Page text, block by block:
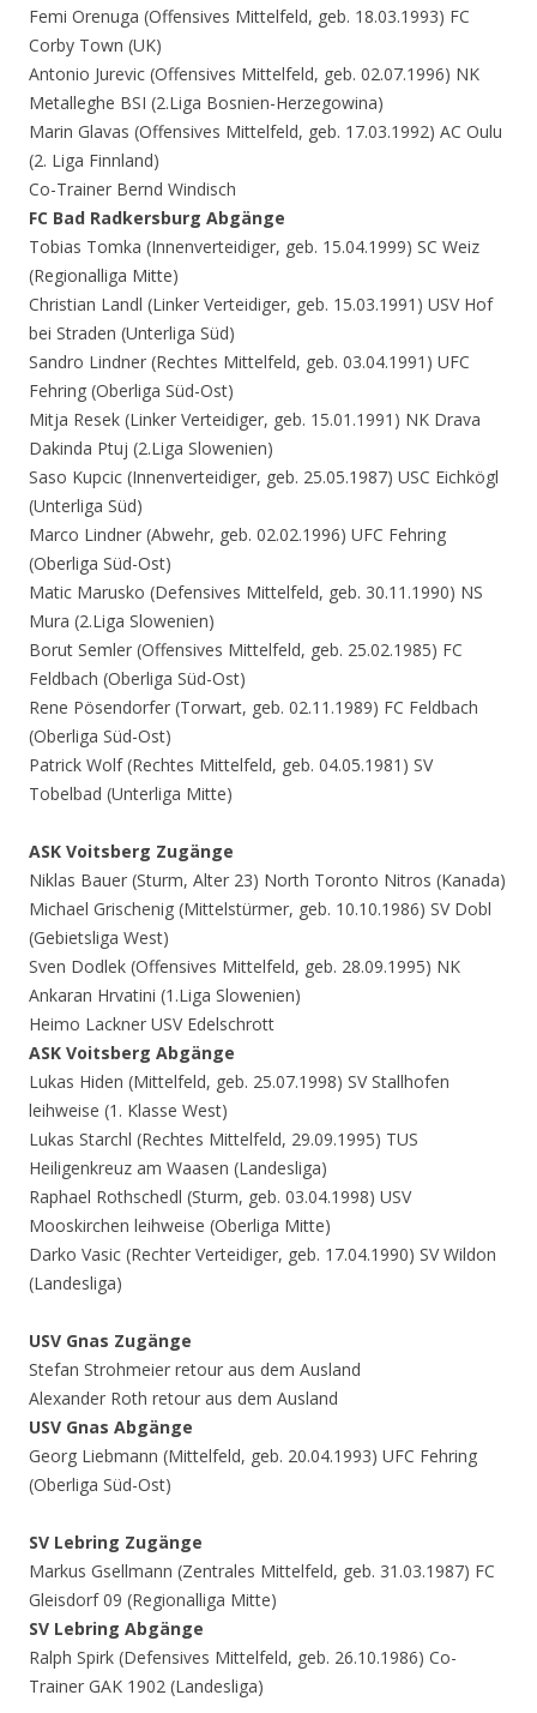
Femi Orenuga (Offensives Mittelfeld, geb. 18.03.1993) FC
Corby Town (UK)
Antonio Jurevic (Offensives Mittelfeld, geb. 02.07.1996) NK
Metalleghe BSI (2.Liga Bosnien-Herzegowina)
Marin Glavas (Offensives Mittelfeld, geb. 17.03.1992) AC Oulu
(2. Liga Finnland)
Co-Trainer Bernd Windisch
FC Bad Radkersburg Abgänge
Tobias Tomka (Innenverteidiger, geb. 15.04.1999) SC Weiz
(Regionalliga Mitte)
Christian Landl (Linker Verteidiger, geb. 15.03.1991) USV Hof
bei Straden (Unterliga Süd)
Sandro Lindner (Rechtes Mittelfeld, geb. 03.04.1991) UFC
Fehring (Oberliga Süd-Ost)
Mitja Resek (Linker Verteidiger, geb. 15.01.1991) NK Drava
Dakinda Ptuj (2.Liga Slowenien)
Saso Kupcic (Innenverteidiger, geb. 25.05.1987) USC Eichkögl
(Unterliga Süd)
Marco Lindner (Abwehr, geb. 02.02.1996) UFC Fehring
(Oberliga Süd-Ost)
Matic Marusko (Defensives Mittelfeld, geb. 30.11.1990) NS
Mura (2.Liga Slowenien)
Borut Semler (Offensives Mittelfeld, geb. 25.02.1985) FC
Feldbach (Oberliga Süd-Ost)
Rene Pösendorfer (Torwart, geb. 02.11.1989) FC Feldbach
(Oberliga Süd-Ost)
Patrick Wolf (Rechtes Mittelfeld, geb. 04.05.1981) SV
Tobelbad (Unterliga Mitte)
ASK Voitsberg Zugänge
Niklas Bauer (Sturm, Alter 23) North Toronto Nitros (Kanada)
Michael Grischenig (Mittelstürmer, geb. 10.10.1986) SV Dobl
(Gebietsliga West)
Sven Dodlek (Offensives Mittelfeld, geb. 28.09.1995) NK
Ankaran Hrvatini (1.Liga Slowenien)
Heimo Lackner USV Edelschrott
ASK Voitsberg Abgänge
Lukas Hiden (Mittelfeld, geb. 25.07.1998) SV Stallhofen
leihweise (1. Klasse West)
Lukas Starchl (Rechtes Mittelfeld, 29.09.1995) TUS
Heiligenkreuz am Waasen (Landesliga)
Raphael Rothschedl (Sturm, geb. 03.04.1998) USV
Mooskirchen leihweise (Oberliga Mitte)
Darko Vasic (Rechter Verteidiger, geb. 17.04.1990) SV Wildon
(Landesliga)
USV Gnas Zugänge
Stefan Strohmeier retour aus dem Ausland
Alexander Roth retour aus dem Ausland
USV Gnas Abgänge
Georg Liebmann (Mittelfeld, geb. 20.04.1993) UFC Fehring
(Oberliga Süd-Ost)
SV Lebring Zugänge
Markus Gsellmann (Zentrales Mittelfeld, geb. 31.03.1987) FC
Gleisdorf 09 (Regionalliga Mitte)
SV Lebring Abgänge
Ralph Spirk (Defensives Mittelfeld, geb. 26.10.1986) Co-
Trainer GAK 1902 (Landesliga)